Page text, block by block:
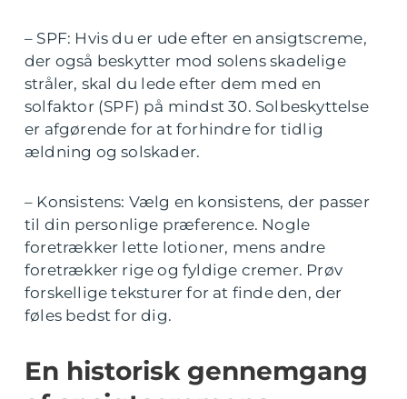
– SPF: Hvis du er ude efter en ansigtscreme,
der også beskytter mod solens skadelige
stråler, skal du lede efter dem med en
solfaktor (SPF) på mindst 30. Solbeskyttelse
er afgørende for at forhindre for tidlig
ældning og solskader.
– Konsistens: Vælg en konsistens, der passer
til din personlige præference. Nogle
foretrækker lette lotioner, mens andre
foretrækker rige og fyldige cremer. Prøv
forskellige teksturer for at finde den, der
føles bedst for dig.
En historisk gennemgang